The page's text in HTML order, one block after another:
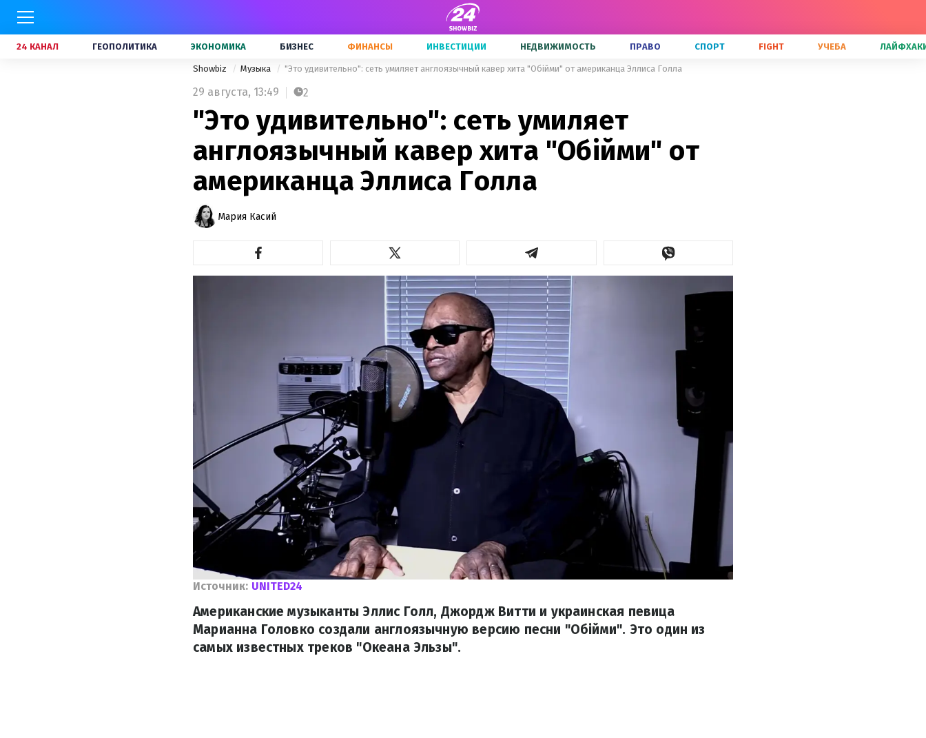
24 КАНАЛ ГЕОПОЛИТИКА ЭКОНОМИКА БИЗНЕС ФИНАНСЫ ИНВЕСТИЦИИ НЕДВИЖИМОСТЬ ПРАВО СПОРТ FIGHT УЧЕБА
Showbiz Музыка "Это удивительно": сеть умиляет англоязычный кавер хита "Обійми" от американца Эллиса Голла
29 августа, 13:49 2
"Это удивительно": сеть умиляет
англоязычный кавер хита "Обійми" от
американца Эллиса Голла
Мария Касий
Источник: UNITED24
Американские музыканты Эллис Голл, Джордж Витти и украинская певица
Марианна Головко создали англоязычную версию песни "Обійми". Это один из
самых известных треков "Океана Эльзы".